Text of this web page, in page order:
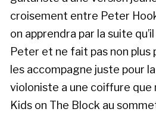
croisement entre Peter
on apprendra par la suite qu’il
Peter et ne fait pas non plus
les accompagne juste pour
violoniste a une coiffure que
Kids on The Block au